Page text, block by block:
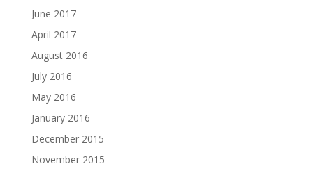
June 2017
April 2017
August 2016
July 2016
May 2016
January 2016
December 2015
November 2015